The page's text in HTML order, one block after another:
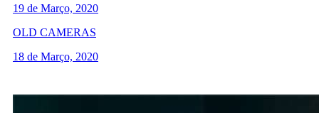
19 de Março, 2020
OLD CAMERAS
18 de Março, 2020